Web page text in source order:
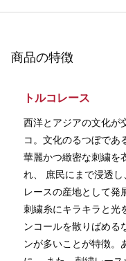
商品の特徴
トルコレース
西洋とアジアの文化が
コ。文化のるつぼであ
華麗かつ緻密な刺繍を
れ、 庶民にまで浸透
レースの産地として発
刺繍糸にキラキラと光
ンコールを散りばめる
ンが多いことが特徴。